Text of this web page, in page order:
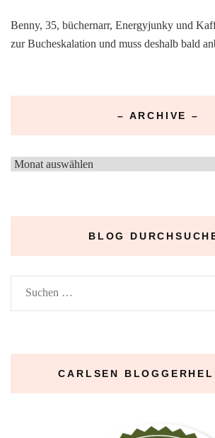
Benny, 35, büchernarr, Energyjunky und
zur Bucheskalation und muss deshalb bald
– ARCHIVE –
–
BLOG
Suchen
nach:
CARLSEN